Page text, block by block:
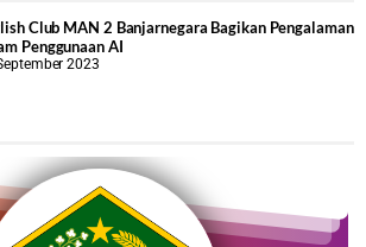
Club MAN 2 Banjarnegara Bagikan Pengalaman
Penggunaan AI
2023